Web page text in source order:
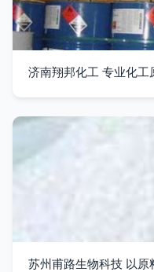
济南翔邦化工 专业化
苏州甫路生物科技 以